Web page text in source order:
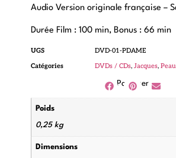
Audio Version originale française –
Durée Film : 100 min, Bonus : 66 min
UGS
DVD-01-PDAME
Catégories
DVDs / CDs, Jacques,
Partager
Poids
0,25 kg
Dimensions